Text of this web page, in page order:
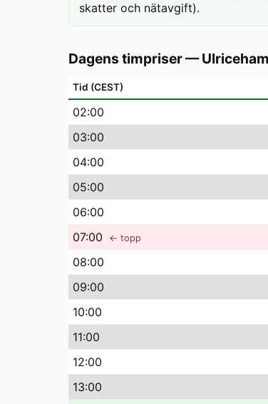
skatter och nätavgift).
Dagens timpriser—
Tid (CEST)
02:00
03:00
04:00
05:00
06:00
07:00 ← topp
08:00
09:00
10:00
11:00
12:00
13:00